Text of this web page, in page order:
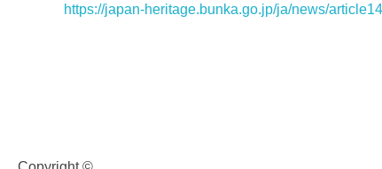
https://japan-heritage.bunka.go.jp/ja/news/